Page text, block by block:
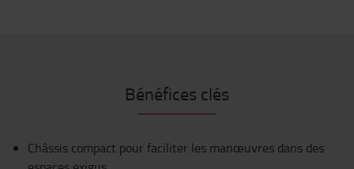
Bénéfices clés
Châssis compact pour faciliter les manœuvres dans des